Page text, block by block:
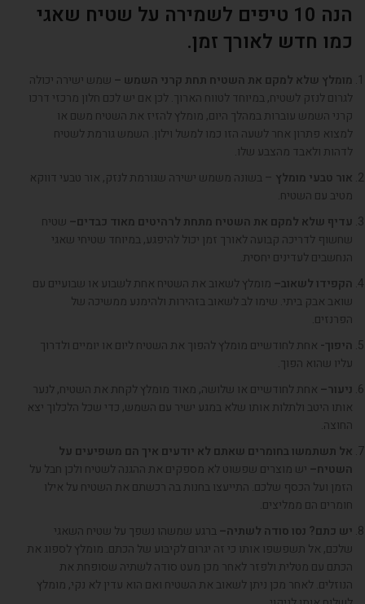
הנה 10 טיפים לשמירה על שטיח שאגי
כמו חדש לאורך זמן.
מומלץ שלא למקם את השטיח תחת קרני השמש – שמש ישירה יכולה
לגרום לנזק לשטיח,במיוחד לטווח הארוך.לכן אם יש לכם חלון מרכזי דרכו
קרני השמש עוברות במהלך היום, מומלץ להזיז את השטיח משם או
למצוא פתרון אחר לשעה הזו כמו למשל וילון. השמש גורמת לשטיח
לדהות ולאבד מהצבע שלו.
אור טבעי מומלץ –בשונה משמש ישירה שגורמת לנזק, אור טבעי דווקא
מטיב עם השטיח.
עדיף שלא למקם את השטיח מתחת לרהיטים מאוד כבדים– שטיח
שחשוף לדריכה קבועה לאורך זמן יכול להיפגע,במיוחד שטיחי שאגי
הנחשבים לעדינים יחסית.
הקפידו לשאוב– מומלץ לשאוב את השטיח אחת לשבוע או שבועיים עם
שואב אבק ביתי. שימו לב לשאוב בזהירות ולהימנע ממשיכה של
הפרנזים.
היפוך- אחת לחודשיים מומלץ להפוך את השטיח ליום או יומיים ולדרוך
עליו שהוא הפוך.
ניעור– אחת לחודשיים או שלושה, מאוד מומלץ לקחת את השטיח,לנער
אותו היטב ולתלות אותו שלא במגע ישיר עם השמש, כדי שכל הלכלוך יצא
החוצה.
אל תשתמשו בחומרים שאתם לא יודעים איך הם משפיעים על
השטיח– יש מוצרים שפשוט לא מספקים את ההגנה לשטיח ולכן חבל על
הזמן ועל הכסף שלכם. התייעצו בחנות בה רכשתם את השטיח על אילו
חומרים הם ממליצים.
יש כתם? נסו סודה לשתיה–ברגע שמשהו נשפך על שטיח השאגי
שלכם, אל תשפשפו אותו כי זה יגרום לקיבוע של הכתם. מומלץ לספוג את
הכתם עם מטלית ולפזר לאחר מכן מעט סודה לשתיה שסופחת את
הנוזלים.לאחר מכן ניתן לשאוב את השטיח ואם הוא עדין לא נקי, מומלץ